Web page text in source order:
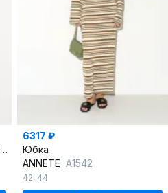
Юбка прямого кроя из ворсистого текстиля с подкладом
6317 ₽
Юбка
ANNETE A1542
42, 44